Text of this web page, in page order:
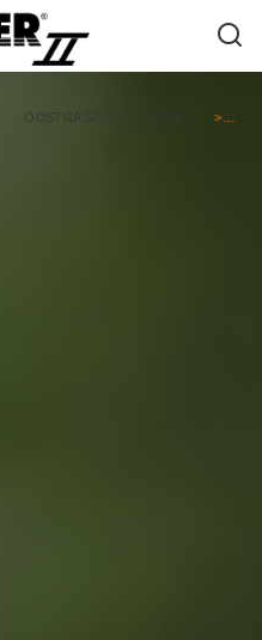
ODSTRASZACZE PSÓW >